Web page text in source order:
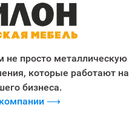
просто металлическую
которые работают на
бизнеса.
компании ⟶